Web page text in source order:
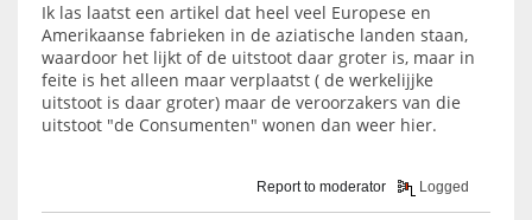
Ik las laatst een artikel dat heel veel Europese en
Amerikaanse fabrieken in de aziatische landen staan,
waardoor het lijkt of de uitstoot daar groter is, maar in
feite is het alleen maar verplaatst ( de werkelijjke
uitstoot is daar groter) maar de veroorzakers van die
uitstoot "de Consumenten" wonen dan weer hier.
Report to moderator Logged